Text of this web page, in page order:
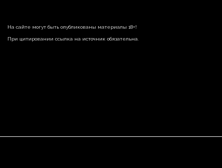
На сайте могут быть опубликованы материалы 18+!
При цитировании ссылка на источник обязательна.